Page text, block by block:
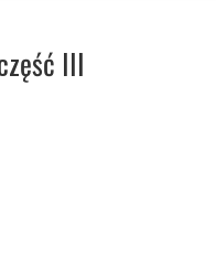
III